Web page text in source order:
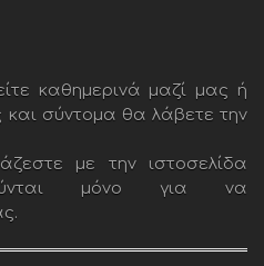
καθημερινά μαζί μας ή
σύντομα θα λάβετε την
με την ιστοσελίδα
μόνο για να